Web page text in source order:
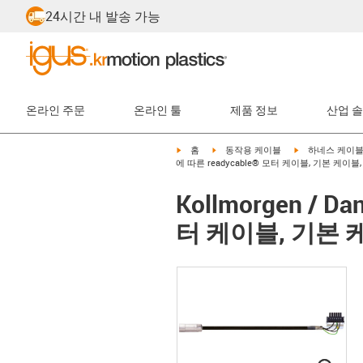
24시간 내 발송 가능
온라인 주문 온라인 툴 제품 정보 산업
igus-icon-arrow-right
홈 igus-icon-arrow-right
동작용 케이블 igus-icon-
하네스 케이블
에 따른 readycable® 모터 케이블, 기본 케이블
Kollmorgen /
터 케이블, 기본